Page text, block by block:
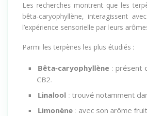
Les recherches montrent que les
bêta‑caryophyllène, interagissent
l’expérience sensorielle par leurs
Parmi les terpènes les plus étudiés :
Bêta‑caryophyllène : présent
CB2.
Linalool : trouvé notamment
Limonène : avec son arôme